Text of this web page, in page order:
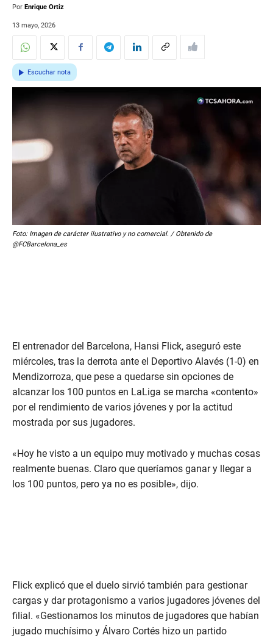
Por Enrique Ortiz
13 mayo, 2026
Escuchar nota
Foto: Imagen de carácter ilustrativo y no comercial. / Obtenido de
@FCBarcelona_es
El entrenador del Barcelona, Hansi Flick, aseguró este
miércoles, tras la derrota ante el Deportivo Alavés (1-0) en
Mendizorroza, que pese a quedarse sin opciones de
alcanzar los 100 puntos en LaLiga se marcha «contento»
por el rendimiento de varios jóvenes y por la actitud
mostrada por sus jugadores.
«Hoy he visto a un equipo muy motivado y muchas cosas
realmente buenas. Claro que queríamos ganar y llegar a
los 100 puntos, pero ya no es posible», dijo.
Flick explicó que el duelo sirvió también para gestionar
cargas y dar protagonismo a varios jugadores jóvenes del
filial. «Gestionamos los minutos de jugadores que habían
jugado muchísimo y Álvaro Cortés hizo un partido